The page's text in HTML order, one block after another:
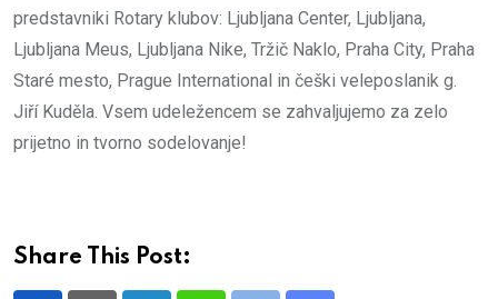
predstavniki Rotary klubov: Ljubljana Center, Ljubljana,
Ljubljana Meus, Ljubljana Nike, Tržič Naklo, Praha City, Praha
Staré mesto, Prague International in češki veleposlanik g.
Jiří Kuděla. Vsem udeležencem se zahvaljujemo za zelo
prijetno in tvorno sodelovanje!
Share This Post: